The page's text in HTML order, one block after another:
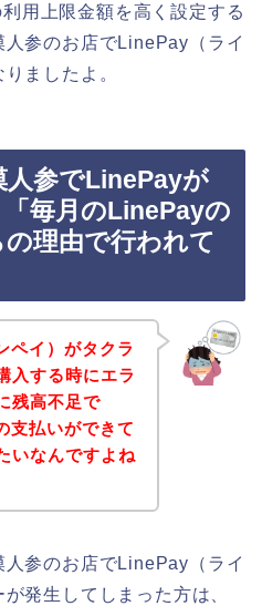
用上限金額を高く設定する
参のお店でLinePay（ライ
ましたよ。
参でLinePayが
毎月のLinePayの
理由で行われて
ペイ）がタクラ
入する時にエラ
残高不足で
支払いができて
いなんですよね
参のお店でLinePay（ライ
発生してしまった方は、